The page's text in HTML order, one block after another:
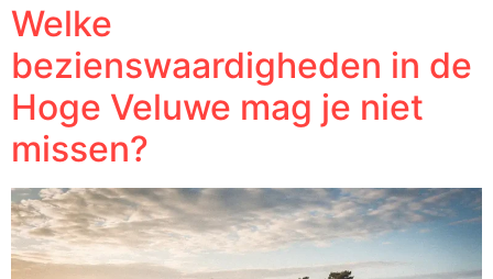
Welke
bezienswaardigheden in de
Hoge Veluwe mag je niet
missen?